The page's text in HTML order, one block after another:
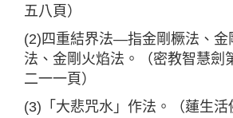
五八頁）
(2)四重結界法—指金剛橛法、金
法、金剛火焰法。（密教智慧
二一一頁）
(3)「大悲咒水」作法。（蓮生